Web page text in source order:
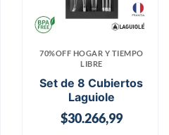
70%OFF HOGAR Y TIEMPO
LIBRE
Set de 8 Cubiertos
Laguiole
$30.266,99